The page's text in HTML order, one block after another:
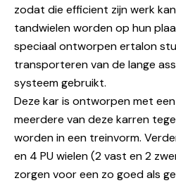
zodat die efficient zijn werk
tandwielen worden op hun
speciaal ontworpen ertalon
transporteren van de lange
systeem gebruikt.
Deze kar is ontworpen met
meerdere van deze karren
worden in een treinvorm.
en 4 PU wielen (2 vast en 2
zorgen voor een zo goed als